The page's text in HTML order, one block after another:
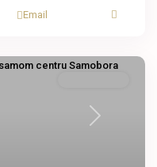
Email
Next